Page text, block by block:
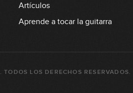
Artículos
Aprende a tocar la guitarra
. TODOS LOS DERECHOS RESERVADOS.